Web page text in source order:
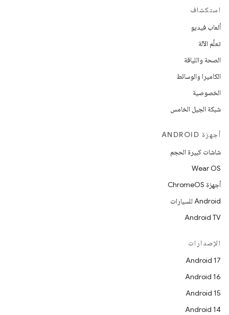
استكشاف
ألعاب فيديو
تعلُم الآلة
الصحة واللياقة
الكاميرا والوسائط
الخصوصية
شبكة الجيل الخامس
أجهزة ANDROID
شاشات كبيرة الحجم
Wear OS
أجهزة ChromeOS
Android للسيارات
Android TV
الإصدارات
Android 17
Android 16
Android 15
Android 14